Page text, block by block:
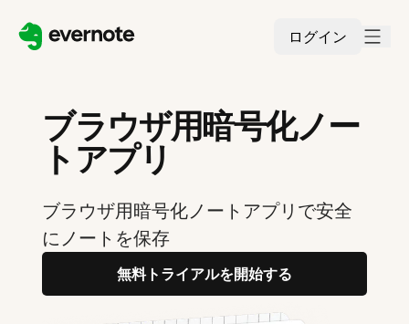
ログイン
ブラウザ用暗号化ノー
トアプリ
ブラウザ用暗号化ノートアプリで安全
にノートを保存
無料トライアルを開始する